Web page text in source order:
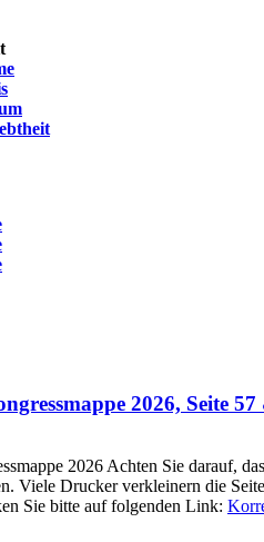
2026, Seite 57
2026 Achten Sie darauf,
Viele Drucker verkleinern die
Sie bitte auf folgenden Link: